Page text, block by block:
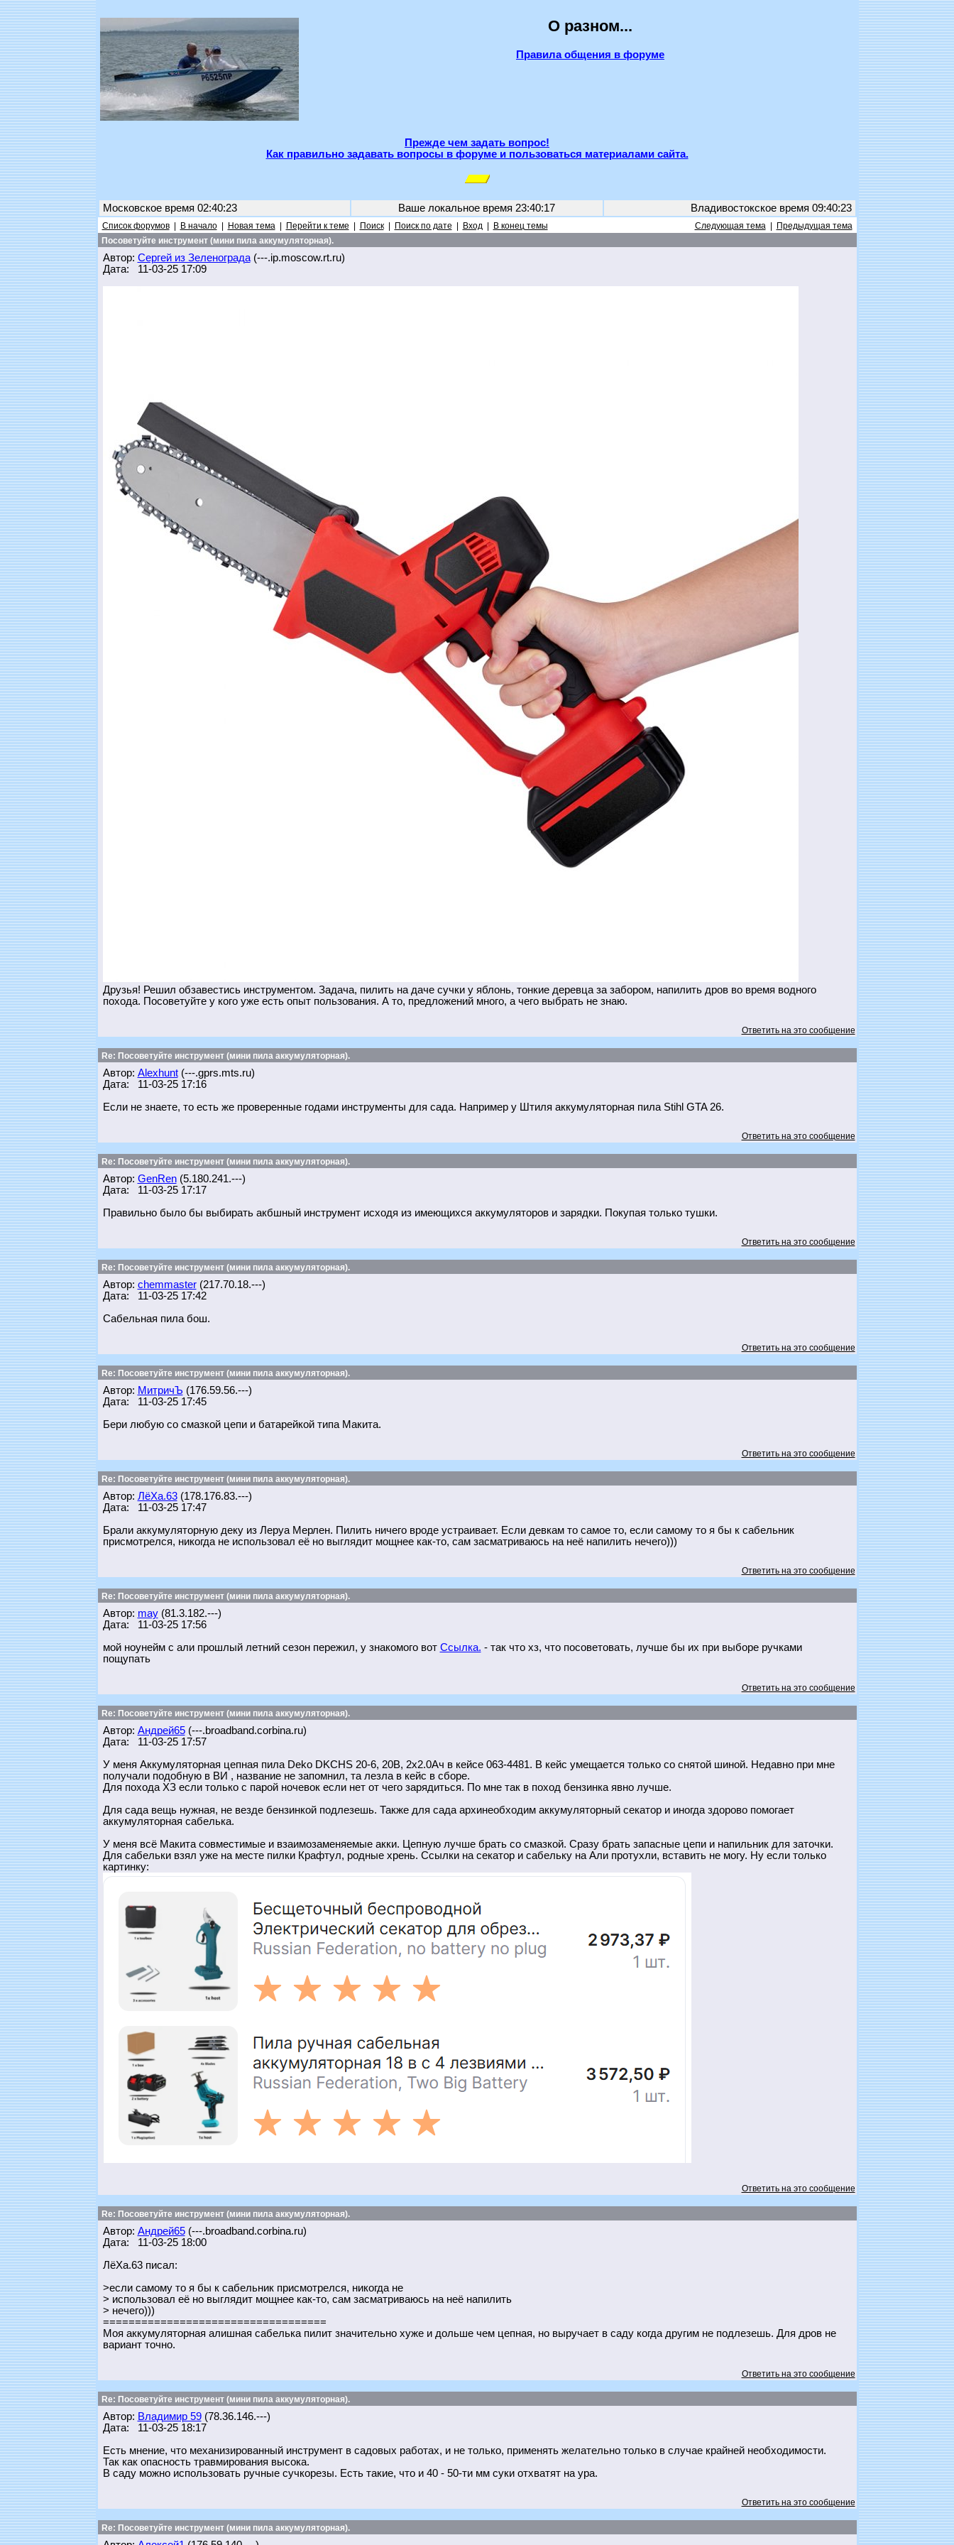
О разном...
Правила общения в форуме
Прежде чем задать вопрос!
Как правильно задавать вопросы в форуме и пользоваться материалами сайта.
Московское время 02:40:23 Ваше локальное время 23:40:17 Владивостокское время 09:40:23
Список форумов| В начало| Новая тема| Перейти к теме Поиск| Поиск по дате Вход| В конец темы Следующая тема|
Предыдущая тема
Посоветуйте инструмент (мини пила аккумуляторная).
Автор: Сергей из Зеленограда(---.ip.moscow.rt.ru)
Дата: 11-03-25 17:09
Друзья! Решил обзавестись инструментом. Задача, пилить на даче сучки у яблонь, тонкие деревца за забором, напилить дров во время водного
похода. Посоветуйте у кого уже есть опыт пользования. А то, предложений много, а чего выбрать не знаю.
Ответить на это сообщение
Re: Посоветуйте инструмент (мини пила аккумуляторная).
Автор: Alexhunt(---.gprs.mts.ru)
Дата: 11-03-25 17:16
Если не знаете, то есть же проверенные годами инструменты для сада. Например у Штиля аккумуляторная пила Stihl GTA 26.
Ответить на это сообщение
Re: Посоветуйте инструмент (мини пила аккумуляторная).
Автор: GenRen(5.180.241.---)
Дата: 11-03-25 17:17
Правильно было бы выбирать акбшный инструмент исходя из имеющихся аккумуляторов и зарядки. Покупая только тушки.
Ответить на это сообщение
Re: Посоветуйте инструмент (мини пила аккумуляторная).
Автор: chemmaster(217.70.18.---)
Дата: 11-03-25 17:42
Сабельная пила бош.
Ответить на это сообщение
Re: Посоветуйте инструмент (мини пила аккумуляторная).
Автор: МитричЪ (176.59.56.---)
Дата: 11-03-25 17:45
Бери любую со смазкой цепи и батарейкой типа Макита.
Ответить на это сообщение
Re: Посоветуйте инструмент (мини пила аккумуляторная).
Автор: ЛёХа.63(178.176.83.---)
Дата: 11-03-25 17:47
Брали аккумуляторную деку из Леруа Мерлен. Пилить ничего вроде устраивает. Если девкам то самое то, если самому то я бы к сабельник
присмотрелся, никогда не использовал её но выглядит мощнее как-то, сам засматриваюсь на неё напилить нечего)))
Ответить на это сообщение
Re: Посоветуйте инструмент (мини пила аккумуляторная).
Автор: may(81.3.182.---)
Дата: 11-03-25 17:56
мой ноунейм с али прошлый летний сезон пережил, у знакомого вот Ссылка. - так что хз, что посоветовать, лучше бы их при выборе ручками
пощупать
Ответить на это сообщение
Re: Посоветуйте инструмент (мини пила аккумуляторная).
Автор: Андрей65(---.broadband.corbina.ru)
Дата: 11-03-25 17:57
У меня Аккумуляторная цепная пила Deko DKCHS 20-6, 20В, 2x2.0Ач в кейсе 063-4481. В кейс умещается только со снятой шиной. Недавно при мне
получали подобную в ВИ , название не запомнил, та лезла в кейс в сборе.
Для похода ХЗ если только с парой ночевок если нет от чего зарядиться. По мне так в поход бензинка явно лучше.
Для сада вещь нужная, не везде бензинкой подлезешь. Также для сада архинеобходим аккумуляторный секатор и иногда здорово помогает
аккумуляторная сабелька.
У меня всё Макита совместимые и взаимозаменяемые акки. Цепную лучше брать со смазкой. Сразу брать запасные цепи и напильник для заточки.
Для сабельки взял уже на месте пилки Крафтул, родные хрень. Ссылки на секатор и сабельку на Али протухли, вставить не могу. Ну если только
картинку:
Ответить на это сообщение
Re: Посоветуйте инструмент (мини пила аккумуляторная).
Автор: Андрей65(---.broadband.corbina.ru)
Дата: 11-03-25 18:00
ЛёХа.63 писал:
>если самому то я бы к сабельник присмотрелся, никогда не
> использовал её но выглядит мощнее как-то, сам засматриваюсь на неё напилить
> нечего)))
===================================
Моя аккумуляторная алишная сабелька пилит значительно хуже и дольше чем цепная, но выручает в саду когда другим не подлезешь. Для дров не
вариант точно.
Ответить на это сообщение
Re: Посоветуйте инструмент (мини пила аккумуляторная).
Автор: Владимир 59(78.36.146.---)
Дата: 11-03-25 18:17
Есть мнение, что механизированный инструмент в садовых работах, и не только, применять желательно только в случае крайней необходимости.
Так как опасность травмирования высока.
В саду можно использовать ручные сучкорезы. Есть такие, что и 40 - 50-ти мм суки отхватят на ура.
Ответить на это сообщение
Re: Посоветуйте инструмент (мини пила аккумуляторная).